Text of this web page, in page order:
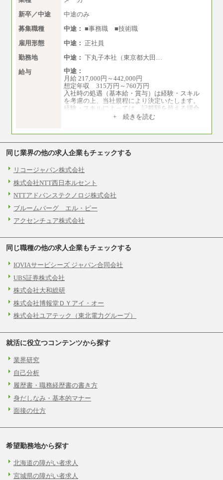
新卒／中途
中途のみ
募集職種
中途： ■事務職 ■技術職
雇用形態
中途： 正社員
勤務地
中途： 下丸子本社（東京都大田…
給与
中途：
月給 217,000円～442,000円
想定年収 315万円～760万円
入社時の処遇（基本給・賞与）は経験・スキル
を考慮の上、当社規程により決定いたします。
経験・スキルによっては、記載額を超える場合
+ 続きを読む
同じ業界の他の求人企業もチェックする
リコージャパン株式会社
株式会社NTT西日本ルセント
NTTアドバンステクノロジ株式会社
ブルームバーグ エル・ピー
アクセンチュア株式会社
同じ職種の他の求人企業もチェックする
IQVIAサービシーズ ジャパン合同会社
UBS証券株式会社
株式会社大和総研
株式会社博報堂ＤＹアイ・オー
株式会社ユアテック（東北電力グループ）
就活に役立つコンテンツから探す
業界研究
自己分析
履歴書・職務経歴書の書き方
身だしなみ・基本的マナー
面接の仕方
希望勤務地から探す
北海道の障がい者求人
宮城県の障がい者求人